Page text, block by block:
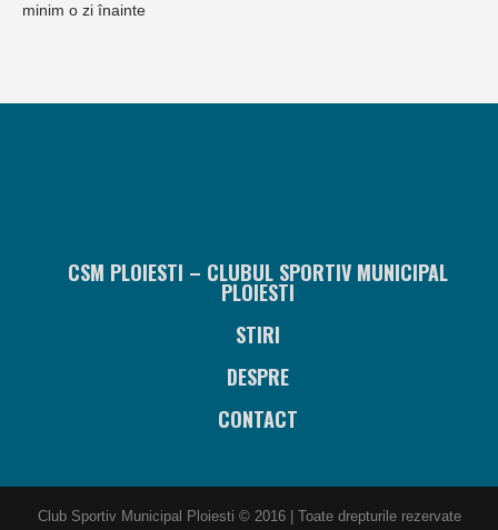
minim o zi înainte
CSM PLOIESTI – CLUBUL SPORTIV MUNICIPAL
PLOIESTI
STIRI
DESPRE
CONTACT
Club Sportiv Municipal Ploiesti © 2016 | Toate drepturile rezervate